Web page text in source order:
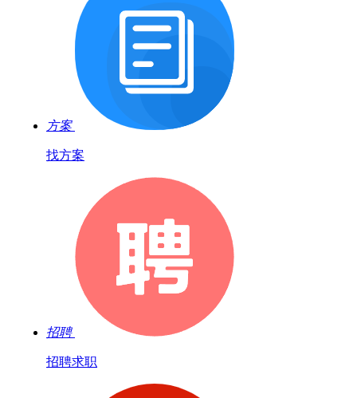
方案
找方案
招聘
招聘求职